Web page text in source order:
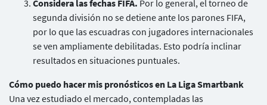
Considera las fechas FIFA. Por lo general, el torneo de
segunda división no se detiene ante los parones FIFA,
por lo que las escuadras con jugadores internacionales
se ven ampliamente debilitadas. Esto podría inclinar
resultados en situaciones puntuales.
Cómo puedo hacer mis pronósticos en La Liga Smartbank
Una vez estudiado el mercado, contempladas las